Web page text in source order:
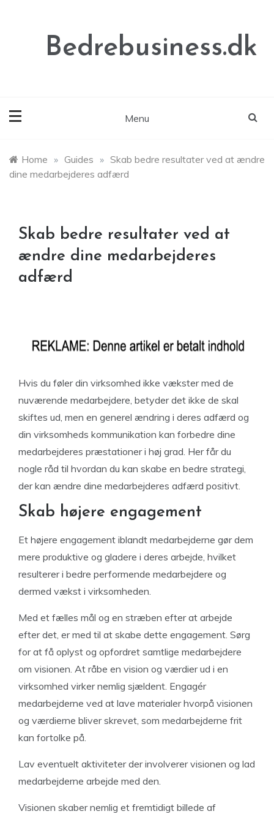
Bedrebusiness.dk
Menu
Home » Guides » Skab bedre resultater ved at ændre
dine medarbejderes adfærd
Skab bedre resultater ved at
ændre dine medarbejderes
adfærd
Hvis du føler din virksomhed ikke vækster med de
nuværende medarbejdere, betyder det ikke de skal
skiftes ud, men en generel ændring i deres adfærd og
din virksomheds kommunikation kan forbedre dine
medarbejderes præstationer i høj grad. Her får du
nogle råd til hvordan du kan skabe en bedre strategi,
der kan ændre dine medarbejderes adfærd positivt.
Skab højere engagement
Et højere engagement iblandt medarbejderne gør dem
mere produktive og gladere i deres arbejde, hvilket
resulterer i bedre performende medarbejdere og
dermed vækst i virksomheden.
Med et fælles mål og en stræben efter at arbejde
efter det, er med til at skabe dette engagement. Sørg
for at få oplyst og opfordret samtlige medarbejdere
om visionen. At råbe en vision og værdier ud i en
virksomhed virker nemlig sjældent. Engagér
medarbejderne ved at lave materialer hvorpå visionen
og værdierne bliver skrevet, som medarbejderne frit
kan fortolke på.
Lav eventuelt aktiviteter der involverer visionen og lad
medarbejderne arbejde med den.
Visionen skaber nemlig et fremtidigt billede af